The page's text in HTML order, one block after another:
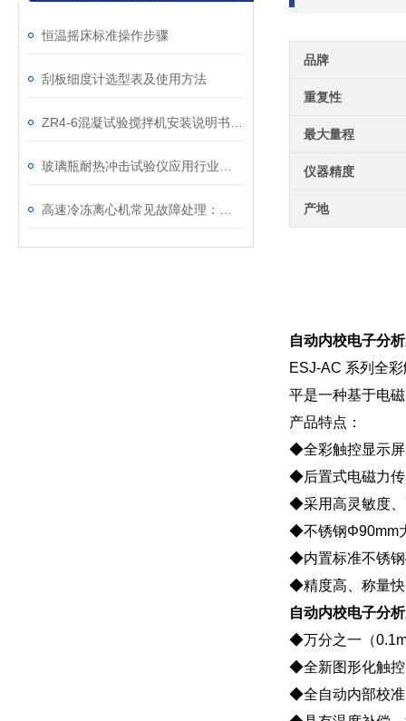
恒温摇床标准操作步骤
刮板细度计选型表及使用方法
品牌
重复性
最大量程
仪器精度
产地
自动内校电子分
ESJ-AC 系列全
平是一种基于电
产品特点：
◆全彩触控显示
◆后置式电磁力传
◆采用高灵敏度、
◆不锈钢Φ90mm
◆内置标准不锈
◆精度高、称量快
自动内校电子分
◆万分之一（
◆全新图形化触控
◆全自动内部校准